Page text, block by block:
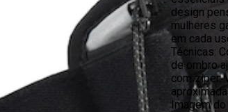
design
mulheres
em cada
Técnicas:
de ombro
com zíper.
Imagem